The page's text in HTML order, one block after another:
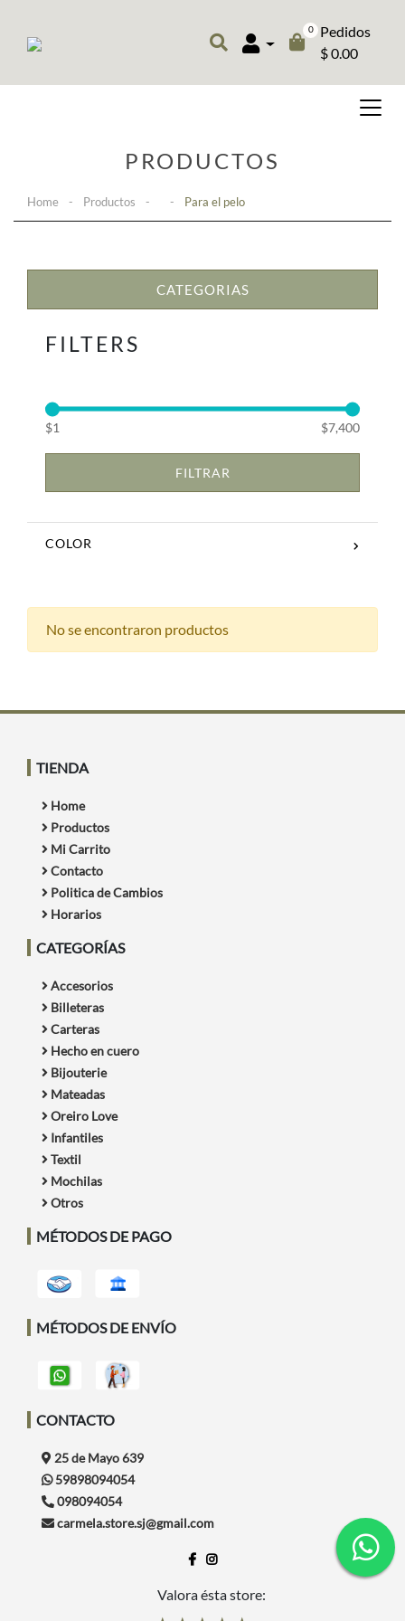
0
Pedidos
$ 0.00
PRODUCTOS
Home - Productos - - Para el pelo
CATEGORIAS
FILTERS
$1 $7,400
FILTRAR
COLOR
No se encontraron productos
TIENDA
Home
Productos
Mi Carrito
Contacto
Politica de Cambios
Horarios
CATEGORÍAS
Accesorios
Billeteras
Carteras
Hecho en cuero
Bijouterie
Mateadas
Oreiro Love
Infantiles
Textil
Mochilas
Otros
MÉTODOS DE PAGO
MÉTODOS DE ENVÍO
CONTACTO
25 de Mayo 639
59898094054
098094054
carmela.store.sj@gmail.com
Valora ésta store: